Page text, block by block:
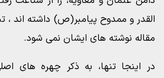
القدر و ممدوح پیامبر(ص) داشته اند ،
مقاله نوشته های ایشان نمی شود.
در اینجا تنها، به ذکر چهره های